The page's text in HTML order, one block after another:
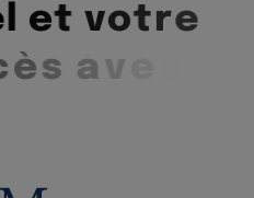
l et votre
s ave c